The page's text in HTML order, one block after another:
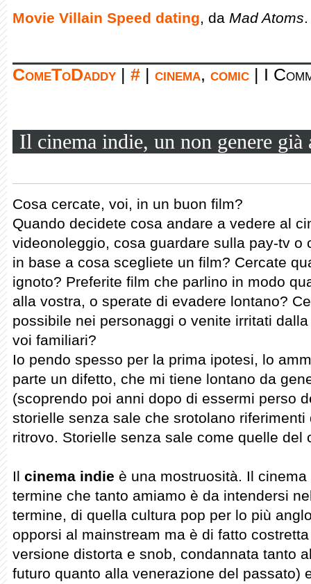
Movie Villain Speed dating, da Mad Atoms.
ComeToDaddy # cinema, comic I
Il cinema indie, un non genere già
Cosa cercate, voi, in un buon film?
Quando decidete cosa andare a vedere al
videonoleggio, cosa guardare sulla pay-tv o
in base a cosa scegliete un film? Cercate
ignoto? Preferite film che parlino in modo
alla vostra, o sperate di evadere lontano?
possibile nei personaggi o venite irritati
voi familiari?
Io pendo spesso per la prima ipotesi, lo
parte un difetto, che mi tiene lontano da
(scoprendo poi anni dopo di essermi perso
storielle senza sale che srotolano
ritrovo. Storielle senza sale come quelle del
Il cinema indie è una mostruosità. Il
termine che tanto amiamo è da intendersi
termine, di quella cultura pop per lo più
opporsi al mainstream ma è di fatto
versione distorta e snob, condannata tanto
futuro quanto alla venerazione del passato)